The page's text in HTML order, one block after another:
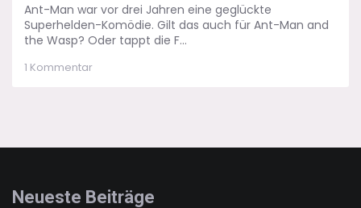
Ant-Man war vor drei Jahren eine geglückte
Superhelden-Komödie. Gilt das auch für Ant-Man and
the Wasp? Oder tappt die F...
1 Kommentarzu
und
Neueste Beiträge